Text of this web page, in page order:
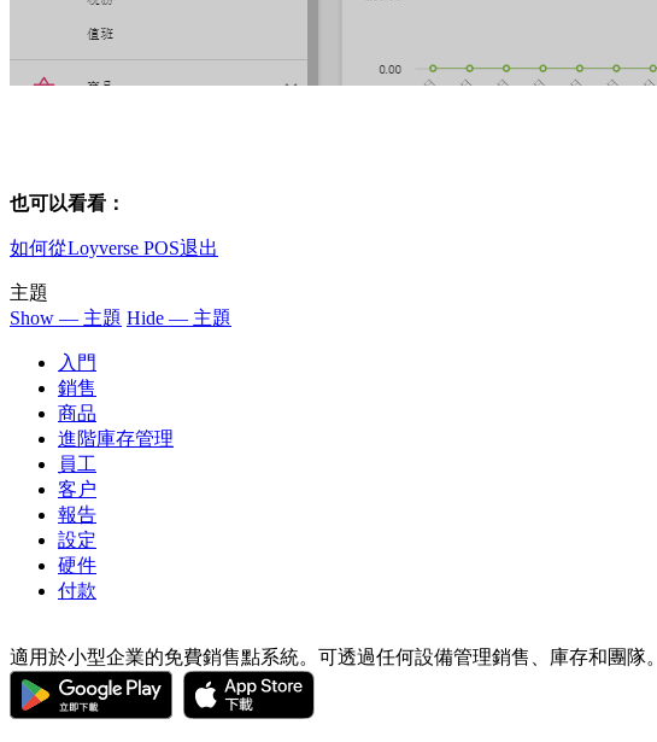
也可以看看：
如何從Loyverse POS退出
主題
Show — 主題 Hide — 主題
入門
銷售
商品
進階庫存管理
員工
客户
報告
設定
硬件
付款
適用於小型企業的免費銷售點系統。可透過任何設備管理銷售、庫存和團隊。